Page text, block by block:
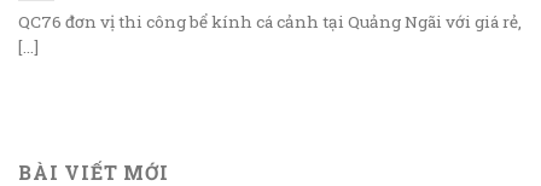
QC76 đơn vị thi công bể kính cá cảnh tại Quảng Ngãi với giá rẻ,
[...]
BÀI VIẾT MỚI